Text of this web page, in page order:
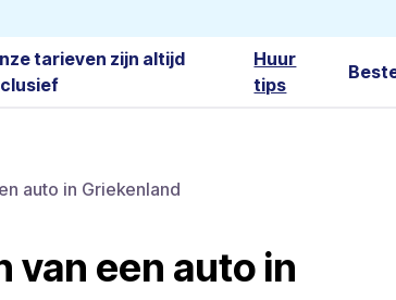
tarieven zijn altijd
Huur
tips
auto in Griekenland
van een auto in